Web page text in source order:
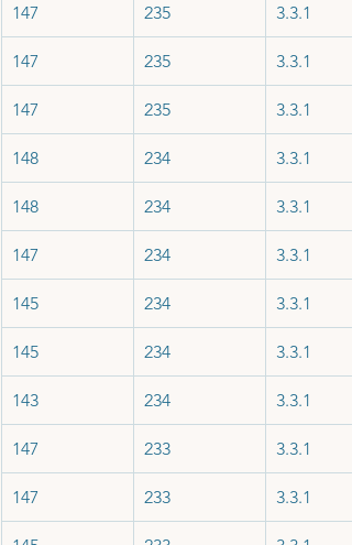
147 235 3.3.1
147 235 3.3.1
147 235 3.3.1
148 234 3.3.1
148 234 3.3.1
147 234 3.3.1
145 234 3.3.1
145 234 3.3.1
143 234 3.3.1
147 233 3.3.1
147 233 3.3.1